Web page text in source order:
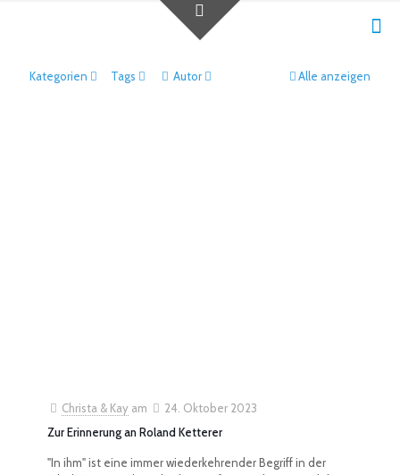
Kategorien Tags Autor Alle anzeigen
Christa & Kay am
24. Oktober 2023
Zur Erinnerung an Roland Ketterer
"In ihm" ist eine immer wiederkehrender Begriff in der